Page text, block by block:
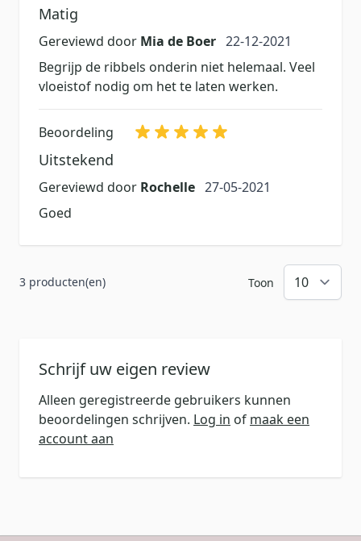
Matig
Gereviewd door Mia de Boer 22 december 2021
22-12-2021
Begrijp de ribbels onderin niet helemaal. Veel
vloeistof nodig om het te laten werken.
Beoordeling
Uitstekend
Gereviewd door Rochelle 27 mei 2021
27-05-2021
Goed
3 producten(en) Toon
Schrijf uw eigen review
Alleen geregistreerde gebruikers kunnen
beoordelingen schrijven. Log in of maak een
account aan